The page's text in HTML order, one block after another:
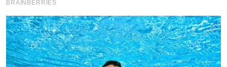
BRAINBERRIES